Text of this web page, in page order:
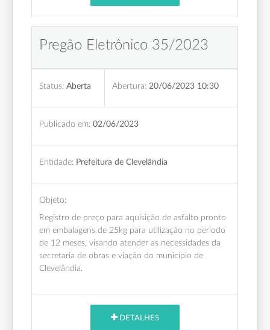
Pregão Eletrônico 35/2023
Status: Aberta Abertura: 20/06/2023 10:30
Publicado em: 02/06/2023
Entidade: Prefeitura de Clevelândia
Objeto:
Registro de preço para aquisição de asfalto pronto
em embalagens de 25kg para utilização no periodo
de 12 meses, visando atender as necessidades da
secretaria de obras e viação do município de
Clevelândia.
DETALHES